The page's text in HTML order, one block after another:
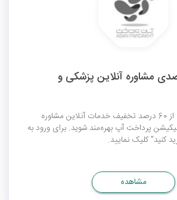
60 درصدی مشاوره آنلاین پزشکی و
با وارد کردن کد تخفیف از 60 درصد تخفیف خدمات آنلاین مشاوره
پرداخت آپ بهره‌مند شوید. برای ورود به
کنید" کلیک نمایید.
مشاهده